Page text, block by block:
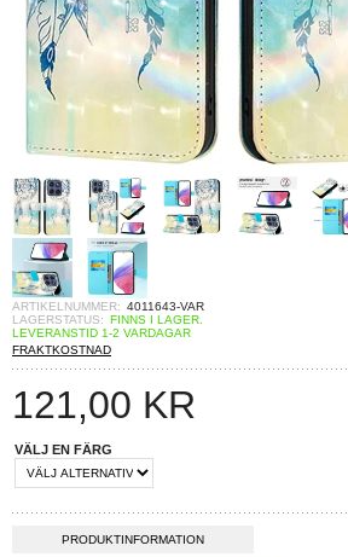
ARTIKELNUMMER: 4011643-VAR
LAGERSTATUS: FINNS I LAGER.
LEVERANSTID 1-2 VARDAGAR
FRAKTKOSTNAD
121,00 KR
VÄLJ EN FÄRG
PRODUKTINFORMATION